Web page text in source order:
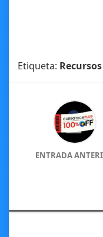
Etiqueta:
ENTRADA